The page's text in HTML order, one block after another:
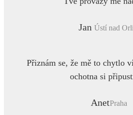
Jan Ústí nad
Přiznám se, že mě to chytlo
ochotna si
AnetPraha